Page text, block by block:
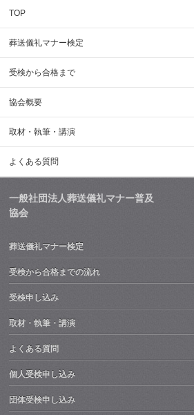
TOP
葬送儀礼マナー検定
受検から合格まで
協会概要
取材・執筆・講演
よくある質問
一般社団法人葬送儀礼マナー普及
協会
葬送儀礼マナー検定
受検から合格までの流れ
受検申し込み
取材・執筆・講演
よくある質問
個人受検申し込み
団体受検申し込み